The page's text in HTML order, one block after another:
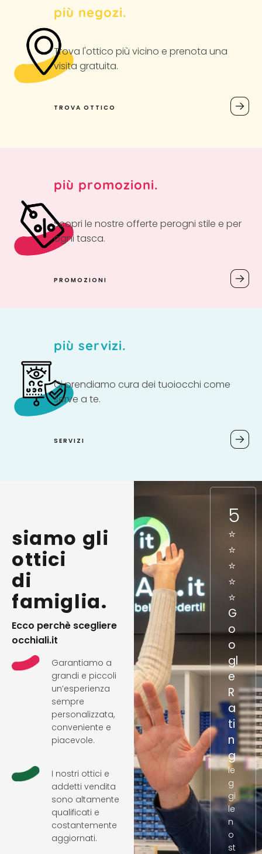
più negozi.
Trova l'ottico più vicino e prenota una
visita gratuita.
TROVA OTTICO
più promozioni.
Scopri le nostre offerte perogni stile e per
ogni tasca.
PROMOZIONI
più servizi.
Ci prendiamo cura dei tuoiocchi come
serve a te.
SERVIZI
5
⭐
⭐
⭐
⭐
⭐
G
o
o
gl
e
R
a
ti
n
g
le
g
gi
le
n
o
st
siamo gli
ottici
di
famiglia.
Ecco perchè scegliere
occhiali.it
Garantiamo a
grandi e piccoli
un’esperienza
sempre
personalizzata,
conveniente e
piacevole.
I nostri ottici e
addetti vendita
sono altamente
qualificati e
costantemente
aggiornati.